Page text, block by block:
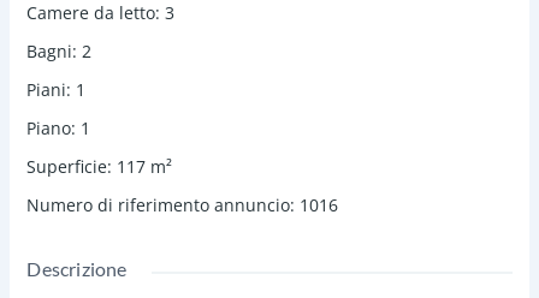
Camere da letto: 3
Bagni: 2
Piani: 1
Piano: 1
Superficie: 117 m²
Numero di riferimento annuncio: 1016
Descrizione